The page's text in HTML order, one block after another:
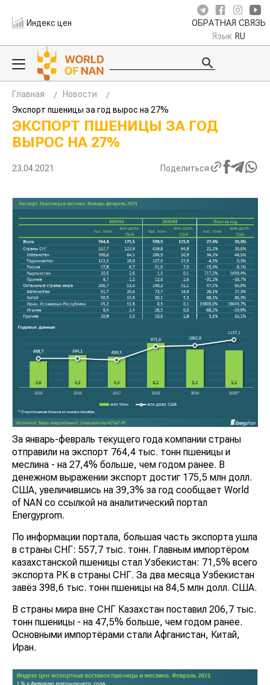
Индекс цен ОБРАТНАЯ СВЯЗЬ
Язык RU
Главная
Новости
Экспорт пшеницы за год вырос на 27%
ЭКСПОРТ ПШЕНИЦЫ ЗА ГОД
ВЫРОС НА 27%
23.04.2021 Поделиться
За январь-февраль текущего года компании страны
отправили на экспорт 764,4 тыс. тонн пшеницы и
меслина - на 27,4% больше, чем годом ранее. В
денежном выражении экспорт достиг 175,5 млн долл.
США, увеличившись на 39,3% за год сообщает World
of NAN со ссылкой на аналитический портал
Energyprom.
По информации портала, большая часть экспорта ушла
в страны СНГ: 557,7 тыс. тонн. Главным импортёром
казахстанской пшеницы стал Узбекистан: 71,5% всего
экспорта РК в страны СНГ. За два месяца Узбекистан
завёз 398,6 тыс. тонн пшеницы на 84,5 млн долл. США.
В страны мира вне СНГ Казахстан поставил 206,7 тыс.
тонн пшеницы - на 47,5% больше, чем годом ранее.
Основными импортёрами стали Афганистан, Китай,
Иран.